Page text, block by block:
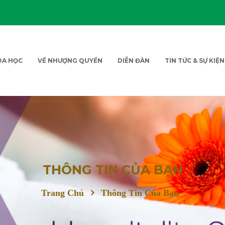
HỌC VỀ NHƯỢNG QUYỀN DIỄN ĐÀN TIN TỨC & SỰ KIỆN
THÔNG TIN CỦA BẠN
Trang Chủ Thông Tin Của Bạn